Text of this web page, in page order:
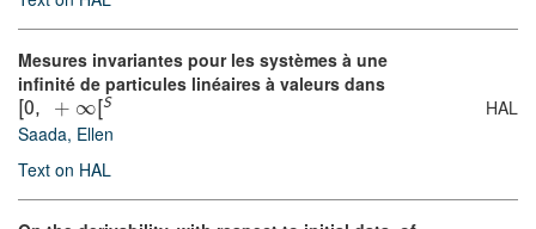
Mesures invariantes pour les systèmes à une
infinité de particules linéaires à valeurs dans
0, + ∞ S
Saada, Ellen
Text on HAL
HAL